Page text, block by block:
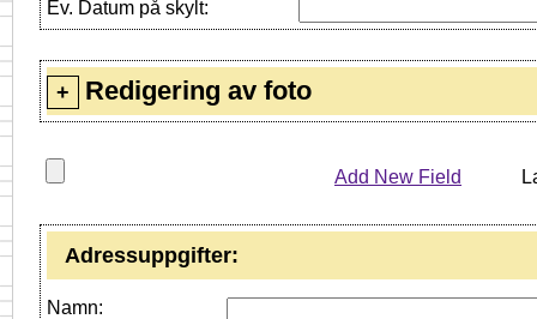
Ev. Datum på skylt:
+ Redigering av foto
Add New Field
Adressuppgifter:
Namn: